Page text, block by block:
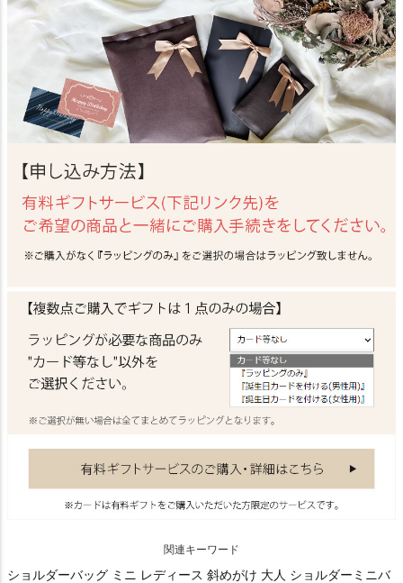
関連キーワード
ショルダーバッグ ミニ レディース 斜めがけ 大人 ショルダーミニバ